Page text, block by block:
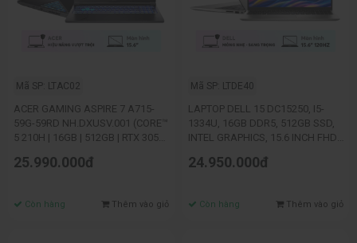
Mã SP: LTAC02
ACER GAMING ASPIRE 7 A715-
59G-59RD NH.DXUSV.001 (CORE™
5 210H | 16GB | 512GB | RTX 3050
11 | ĐEN)
25.990.000đ
Còn hàng Thêm vào giỏ
Mã SP: LTDE40
LAPTOP DELL 15 DC15250, I5-
1334U, 16GB DDR5, 512GB SSD,
INTEL GRAPHICS, 15.6 INCH FHD,
OFFICEHS24+365, MCAFEE LS,
24.950.000đ
Còn hàng Thêm vào giỏ